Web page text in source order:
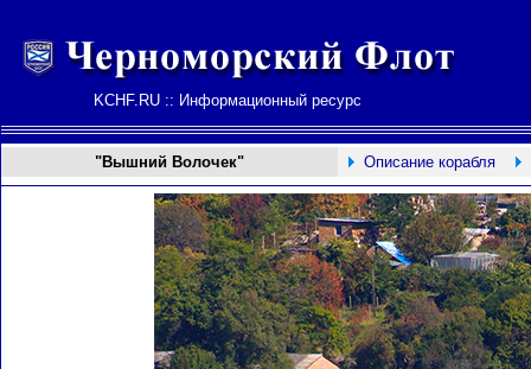
KCHF.RU :: Информационный ресурс
"Вышний Волочек" Описание корабля